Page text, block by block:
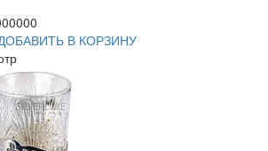
В КОРЗИНУ